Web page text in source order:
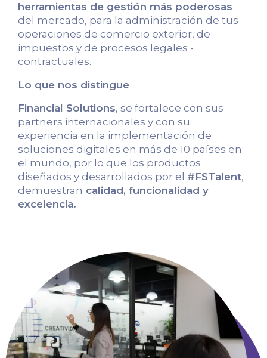
herramientas de gestión más poderosas
del mercado, para la administración de tus
operaciones de comercio exterior, de
impuestos y de procesos legales -
contractuales.
Lo que nos distingue
Financial Solutions, se fortalece con sus
partners internacionales y con su
experiencia en la implementación de
soluciones digitales en más de 10 países en
el mundo, por lo que los productos
diseñados y desarrollados por el #FSTalent,
demuestran calidad, funcionalidad y
excelencia.